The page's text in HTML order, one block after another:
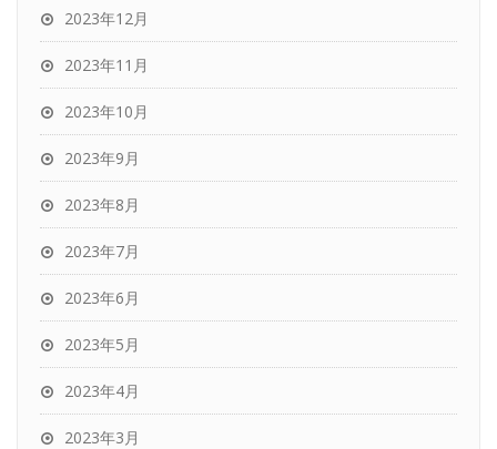
2023年12月
2023年11月
2023年10月
2023年9月
2023年8月
2023年7月
2023年6月
2023年5月
2023年4月
2023年3月